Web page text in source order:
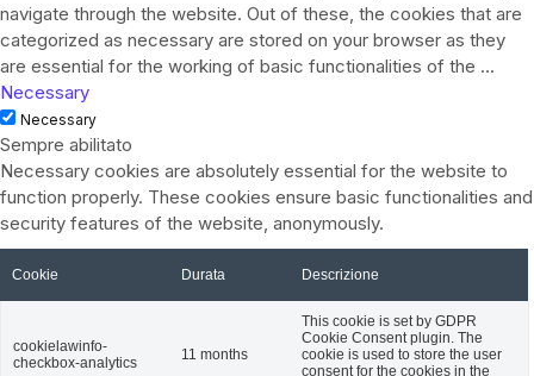
navigate through the website. Out of these, the cookies that are
categorized as necessary are stored on your browser as they
are essential for the working of basic functionalities of the ...
Necessary
Necessary
Sempre abilitato
Necessary cookies are absolutely essential for the website to
function properly. These cookies ensure basic functionalities and
security features of the website, anonymously.
Cookie Durata Descrizione
cookielawinfo-
checkbox-analytics
11 months
This cookie is set by GDPR
Cookie Consent plugin. The
cookie is used to store the user
consent for the cookies in the